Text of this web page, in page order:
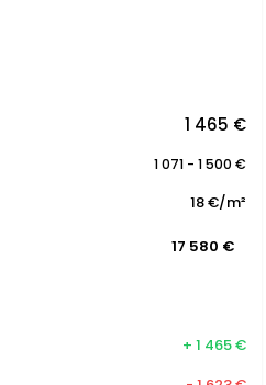
1 465 €
1 071 - 1 500 €
18 €/m²
17 580 €
+ 1 465 €